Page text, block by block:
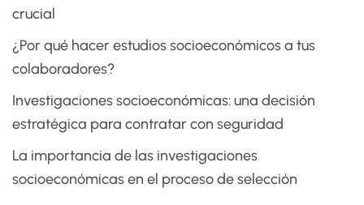
crucial
¿Por qué hacer estudios socioeconómicos a tus
colaboradores?
Investigaciones socioeconómicas: una decisión
estratégica para contratar con seguridad
La importancia de las investigaciones
socioeconómicas en el proceso de selección